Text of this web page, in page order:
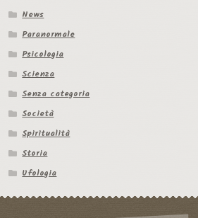
News
Paranormale
Psicologia
Scienza
Senza categoria
Società
Spiritualità
Storia
Ufologia